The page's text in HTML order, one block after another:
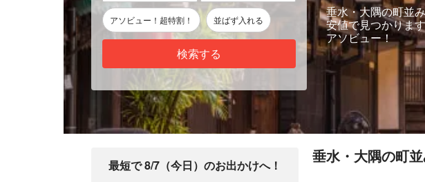
アソビュー！超特割！ 並ばず入れる
検索する
垂水・大隅の町並
安値で見つかりま
アソビュー！
最短で 8/7（今日）のお出かけへ！ 垂水・大隅の町